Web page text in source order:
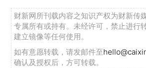
财新网所刊载内容之知识产权为财新传
专属所有或持有。未经许可，禁止进行
建立镜像等任何使用。
如有意愿转载，请发邮件至
确认及授权后，方可转载。